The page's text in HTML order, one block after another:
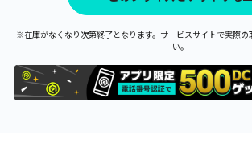
※在庫がなくなり次第終了となります。サービスサイトで実際の
い。